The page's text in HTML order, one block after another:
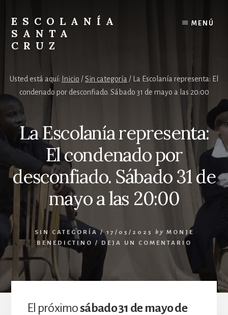
content
footer
ESCOLANÍA
SANTA
CRUZ
Cruz
en
Valle
de
MENÚ
Usted está aquí: Inicio /Sin categoría / La Escolanía representa: El
condenado por desconfiado. Sábado 31 de mayo a las 20:00
La Escolanía representa:
El condenado por
desconfiado. Sábado 31 de
mayo a las 20:00
SIN CATEGORÍA / 17/05/2025 by MONJE
BENEDICTINO
/ DEJA UN COMENTARIO
El próximosábado 31 de mayo de